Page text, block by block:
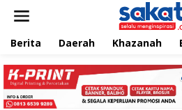
e
k
Berita Daerah Khazanah